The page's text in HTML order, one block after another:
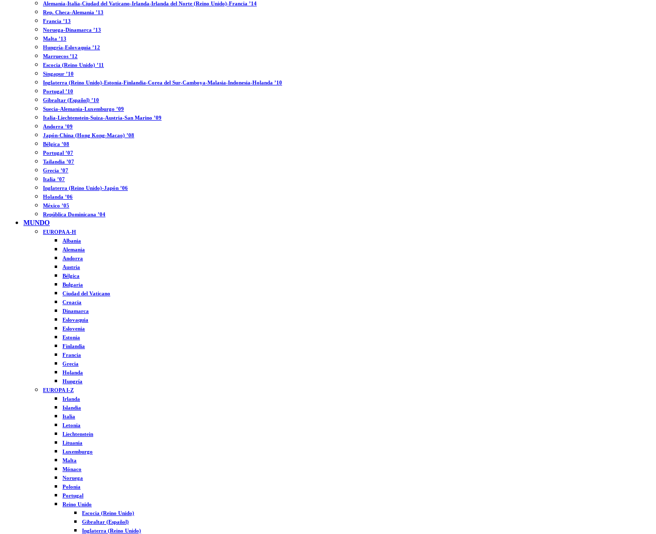
Alemania-Italia-Ciudad del Vaticano-Irlanda-Irlanda del Norte (Reino Unido)-Francia ’14
Rep. Checa-Alemania ’13
Francia ’13
Noruega-Dinamarca ’13
Malta ’13
Hungría-Eslovaquia ’12
Marruecos ’12
Escocia (Reino Unido) ’11
Singapur ’10
Inglaterra (Reino Unido)-Estonia-Finlandia-Corea del Sur-Camboya-Malasia-Indonesia-Holanda ’10
Portugal ’10
Gibraltar (Español) ’10
Suecia-Alemania-Luxemburgo ’09
Italia-Liechtenstein-Suiza-Austria-San Marino ’09
Andorra ’09
Japón-China (Hong Kong-Macao) ’08
Bélgica ’08
Portugal ’07
Tailandia ’07
Grecia ’07
Italia ’07
Inglaterra (Reino Unido)-Japón ’06
Holanda ’06
México ’05
República Dominicana ’04
MUNDO
EUROPA A-H
Albania
Alemania
Andorra
Austria
Bélgica
Bulgaria
Ciudad del Vaticano
Croacia
Dinamarca
Eslovaquia
Eslovenia
Estonia
Finlandia
Francia
Grecia
Holanda
Hungría
EUROPA I-Z
Irlanda
Islandia
Italia
Letonia
Liechtenstein
Lituania
Luxemburgo
Malta
Mónaco
Noruega
Polonia
Portugal
Reino Unido
Escocia (Reino Unido)
Gibraltar (Español)
Inglaterra (Reino Unido)